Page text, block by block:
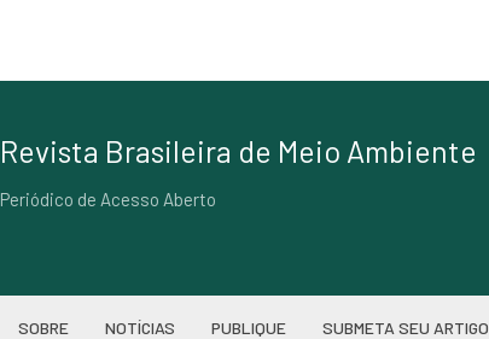
Revista Brasileira de Meio Ambiente
Periódico de Acesso Aberto
SOBRE NOTÍCIAS PUBLIQUE SUBMETA SEU ARTIGO